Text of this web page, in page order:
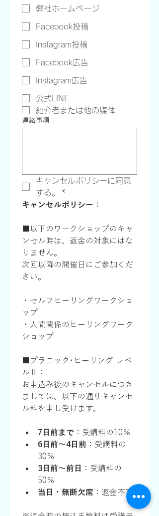
弊社ホームページ
Facebook投稿
Instagram投稿
Facebook広告
Instagram広告
公式LINE
紹介者または他の媒体
連絡事項
キャンセルポリシーに同意
する。
*
キャンセルポリシー ：
■以下のワークショップのキャ
ンセル時は、返金の対象にはな
りません。
次回以降の開催日にご参加くだ
さい。
・セルフヒーリングワークショ
ップ
・人間関係のヒーリングワーク
ショップ
■プラニック･ヒーリング レベ
ルⅡ：
お申込み後のキャンセルにつき
ましては、以下の通りキャンセ
ル料を申し受けます。
7日前まで ：受講料の10％
6日前〜4日前 ：受講料の
30％
3日前〜前日
：受講料の
50％
当日・無断欠席 ：返金不可